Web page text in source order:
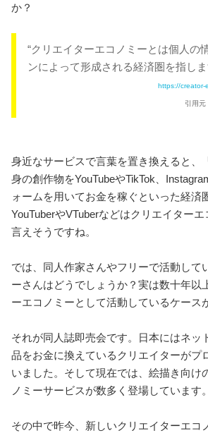
か？
“クリエイターエコノミーとは個人の
ンによって形成される経済圏を指しま
https://creator-
引用元
身近なサービスで言葉を置き換えると、
身の創作物をYouTubeやTikTok、
ォームを用いてお金を稼ぐといった経済
YouTuberやVTuberなどはクリエイター
言えそうですね。
では、同人作家さんやフリーで活動して
ーさんはどうでしょうか？実は数十年以
ーエコノミーとして活動しているケース
それが同人誌即売会です。日本にはネッ
品をお金に換えているクリエイターがプ
いました。そして現在では、絵描き向け
ノミーサービスが数多く登場しています。
その中で昨今、新しいクリエイターエコ